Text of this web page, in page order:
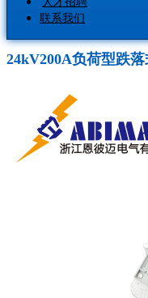
联系我们
24kV200A负荷型跌